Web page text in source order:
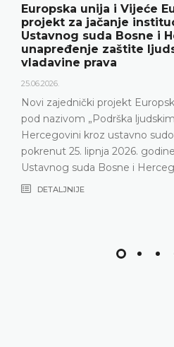
pokrenuli
kapaciteta
i
prava i
unije i Vijeća Europe
pravima u Bosni i
zvanično je
u prostorijama
u Sarajevu.